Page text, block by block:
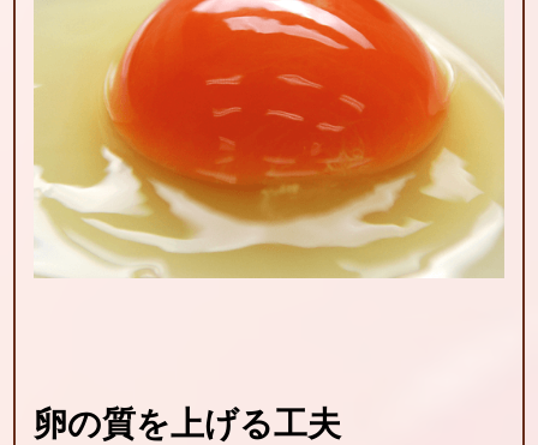
卵の質を上げる工夫